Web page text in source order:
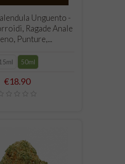
Unguento -
Ragade Anale
Punture,...
50ml
Price
€18.90